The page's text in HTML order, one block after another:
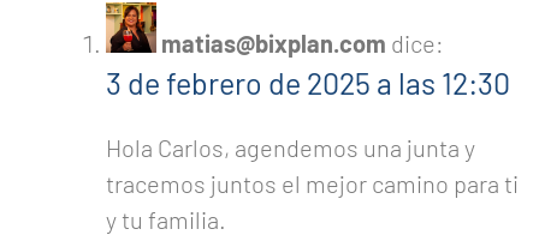
matias@bixplan.com dice:
3 de febrero de 2025 a las 12:30
Hola Carlos, agendemos una junta y
tracemos juntos el mejor camino para ti
y tu familia.